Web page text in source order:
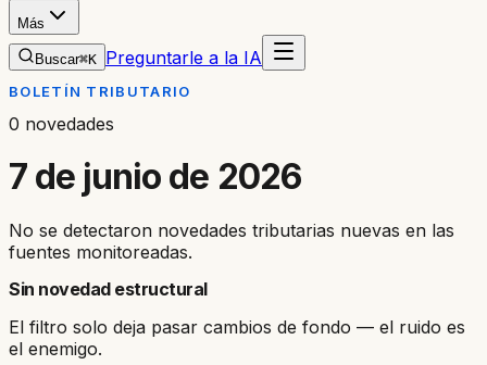
Más
Buscar⌘K Preguntarle a la IA
BOLETÍN TRIBUTARIO
0 novedades
7 de junio de 2026
No se detectaron novedades tributarias nuevas en las
fuentes monitoreadas.
Sin novedad estructural
El filtro solo deja pasar cambios de fondo — el ruido es
el enemigo.